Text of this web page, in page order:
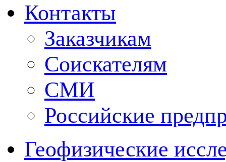
Контакты
Заказчикам
Соискателям
СМИ
Российские
Геофизические